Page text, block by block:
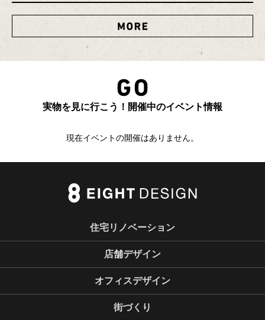
実物を見に行こう！開催中のイベント情報
現在イベントの開催はありません。
住宅リノベーション
店舗デザイン
オフィスデザイン
街づくり